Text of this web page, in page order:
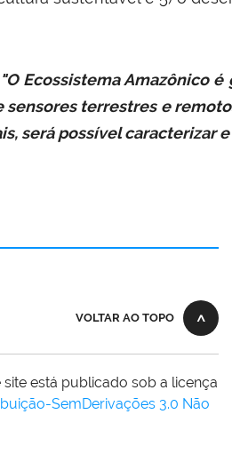
"O Ecossistema Amazônico
sensores terrestres e
será possível caracterizar
VOLTAR AO TOPO
está publicado sob a licença
SemDerivações 3.0 Não